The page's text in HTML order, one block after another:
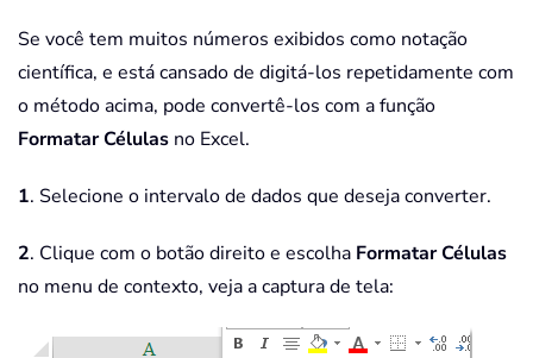
Se você tem muitos números exibidos como notação
científica, e está cansado de digitá-los repetidamente com
o método acima, pode convertê-los com a função
Formatar Células no Excel.
1. Selecione o intervalo de dados que deseja converter.
2. Clique com o botão direito e escolha Formatar Células
no menu de contexto, veja a captura de tela: